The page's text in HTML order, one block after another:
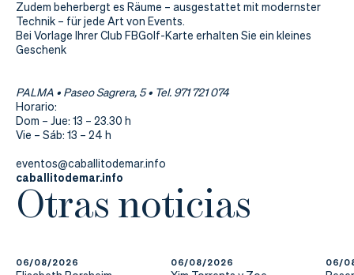
Zudem beherbergt es Räume – ausgestattet mit modernster
Technik – für jede Art von Events.
Bei Vorlage Ihrer Club FBGolf-Karte erhalten Sie ein kleines
Geschenk
PALMA • Paseo Sagrera, 5 • Tel. 971 721 074
Horario:
Dom – Jue: 13 – 23.30 h
Vie – Sáb: 13 – 24 h
eventos@caballitodemar.info
caballitodemar.info
Otras noticias
06/08/2026 06/08/2026 06/